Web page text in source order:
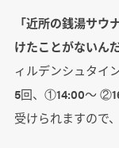
「近所の銭湯サ
けたことがないん
ィルデンシュタイ
5回、①14:00～
受けられますので